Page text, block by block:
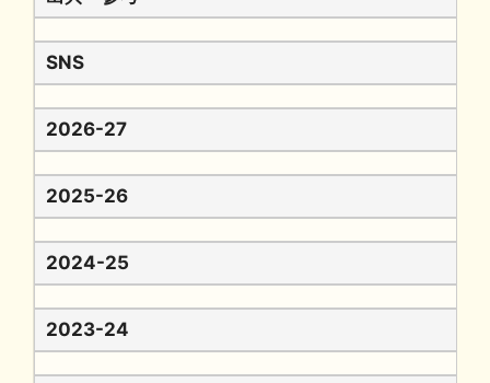
SNS
2026-27
2025-26
2024-25
2023-24